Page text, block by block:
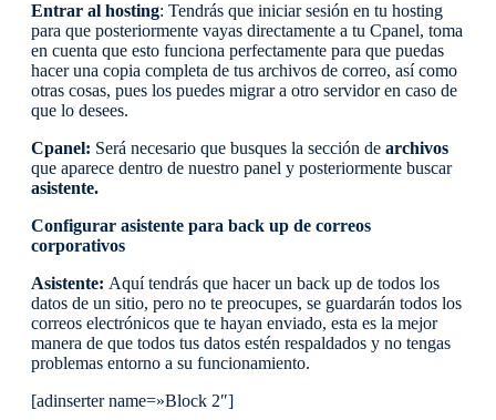
Entrar al hosting: Tendrás que iniciar sesión en tu hosting
para que posteriormente vayas directamente a tu Cpanel, toma
en cuenta que esto funciona perfectamente para que puedas
hacer una copia completa de tus archivos de correo, así como
otras cosas, pues los puedes migrar a otro servidor en caso de
que lo desees.
Cpanel: Será necesario que busques la sección de archivos
que aparece dentro de nuestro panel y posteriormente buscar
asistente.
Configurar asistente para back up de correos
corporativos
Asistente: Aquí tendrás que hacer un back up de todos los
datos de un sitio, pero no te preocupes, se guardarán todos los
correos electrónicos que te hayan enviado, esta es la mejor
manera de que todos tus datos estén respaldados y no tengas
problemas entorno a su funcionamiento.
[adinserter name=»Block 2″]